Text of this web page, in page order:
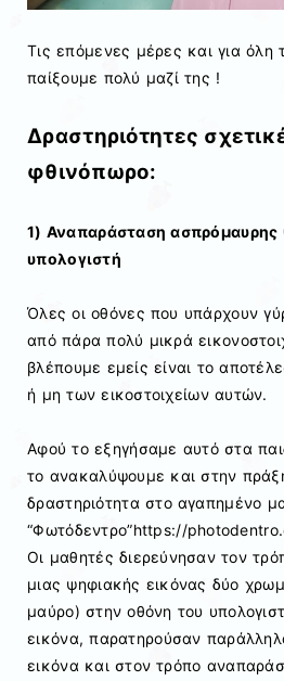
Τις επόμενες μέρες και για όλη
παίξουμε πολύ μαζί της !
Δραστηριότητες
φθινόπωρο:
1) Αναπαράσταση ασπρόμαυρης
υπολογιστή
Όλες οι οθόνες που υπάρχουν
από πάρα πολύ μικρά
βλέπουμε εμείς είναι το
ή μη των εικοστοιχείων αυτών.
Αφού το εξηγήσαμε αυτό στα
το ανακαλύψουμε και στην
δραστηριότητα στο αγαπημένο
“Φωτόδεντρο”https://
Οι μαθητές διερεύνησαν τον
μιας ψηφιακής εικόνας δύο
μαύρο) στην οθόνη του
εικόνα, παρατηρούσαν
εικόνα και στον τρόπο